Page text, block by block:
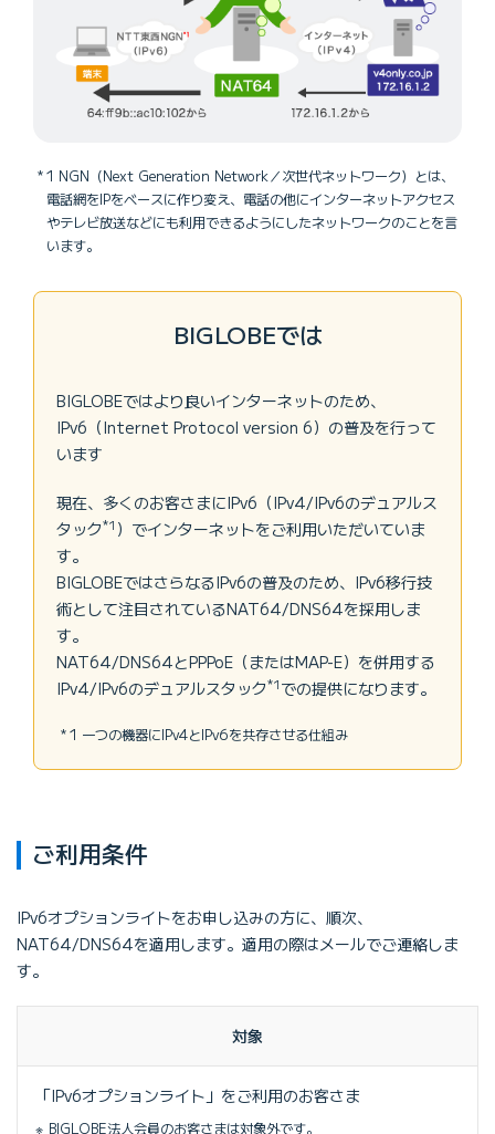
1 NGN（Next Generation Network／次世代ネットワーク）とは、
電話網をIPをベースに作り変え、電話の他にインターネットアクセス
やテレビ放送などにも利用できるようにしたネットワークのことを言
います。
BIGLOBEでは
BIGLOBEではより良いインターネットのため、
IPv6（Internet Protocol version 6）の普及を行って
います
現在、多くのお客さまにIPv6（IPv4/IPv6のデュアルス
タック*1 ）でインターネットをご利用いただいていま
す。
BIGLOBEではさらなるIPv6の普及のため、IPv6移行技
術として注目されているNAT64/DNS64を採用しま
す。
NAT64/DNS64とPPPoE（またはMAP-E）を併用する
IPv4/IPv6のデュアルスタック*1 での提供になります。
1 一つの機器にIPv4とIPv6を共存させる仕組み
ご利用条件
IPv6オプションライトをお申し込みの方に、順次、
NAT64/DNS64を適用します。適用の際はメールでご連絡しま
す。
対象
「IPv6オプションライト」をご利用のお客さま
BIGLOBE法人会員のお客さまは対象外です。